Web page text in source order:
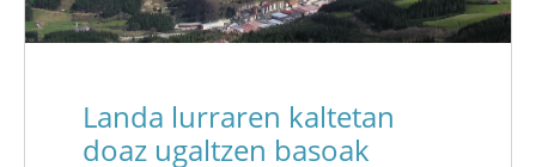
Landa lurraren kaltetan
doaz ugaltzen basoak